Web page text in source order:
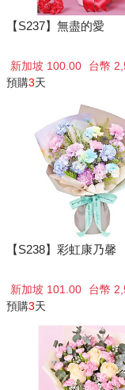
【S237】無盡的愛
新加坡 100.00
台幣
預購3天
【S238】彩虹康乃馨
新加坡 101.00
台幣
預購3天